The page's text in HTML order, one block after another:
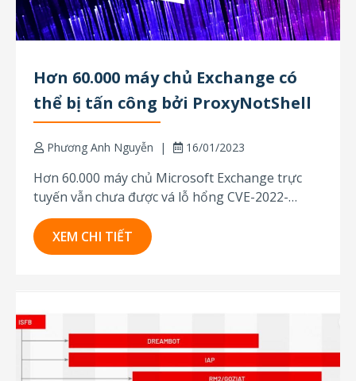
Hơn 60.000 máy chủ Exchange có
thể bị tấn công bởi ProxyNotShell
Phương Anh Nguyễn 16/01/2023
Hơn 60.000 máy chủ Microsoft Exchange trực
tuyến vẫn chưa được vá lỗ hổng CVE-2022-
41082 thực thi mã từ xa (RCE), một trong hai lỗ
hổng bảo mật được nhắm mục tiêu bởi các khai
thác ProxyNotShell. Theo một bài tweet gần đây
XEM CHI TIẾT